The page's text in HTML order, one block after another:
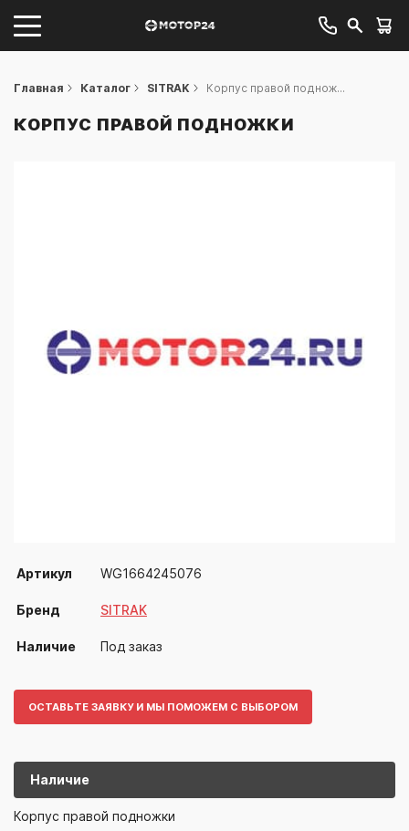
Главная Каталог SITRAK Корпус правой поднож...
КОРПУС ПРАВОЙ ПОДНОЖКИ
Артикул WG1664245076
Бренд SITRAK
Наличие Под заказ
ОСТАВЬТЕ ЗАЯВКУ И МЫ ПОМОЖЕМ С ВЫБОРОМ
Наличие
WG16642450SITRAK
Корпус правой подножки